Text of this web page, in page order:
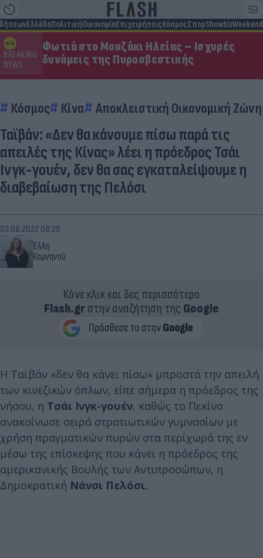
ΕλλάδαΠολιτικήΟικονομίαΕπιχειρήσειςΚόσμοςΣπορShowbizWeekend
BREAKING
NEWS
Φωτιά στο Μουζάκι Ηλείας – Ισχυρές
δυνάμεις της Πυροσβεστικής
Κόσμος Κίνα Αποκλειστική Οικονομική
Ταϊβάν: «Δεν θα κάνουμε πίσω παρά τις
απειλές της Κίνας» λέει η πρόεδρος Τσάι
Ινγκ-γουέν, δεν θα σας εγκαταλείψουμε η
διαβεβαίωση της Πελόσι
Έλλη
Κομνηνού
03.08.2022 08:20
Κάνε κλικ και δες περισσότερο
Flash.grστην αναζήτηση της Google
Η Ταϊβάν «δεν θα κάνει πίσω» μπροστά την απειλή
των κινεζικών όπλων, είπε σήμερα η πρόεδρος της
νήσου, η Τσάι Ινγκ-γουέν, καθώς το Πεκίνο
ανακοίνωσε σειρά στρατιωτικών γυμνασίων με
χρήση πραγματικών πυρών στα περίχωρά της εν
μέσω της επίσκεψης που κάνει η πρόεδρος της
αμερικανικής Βουλής των Αντιπροσώπων, η
Δημοκρατική Νάνσι Πελόσι.